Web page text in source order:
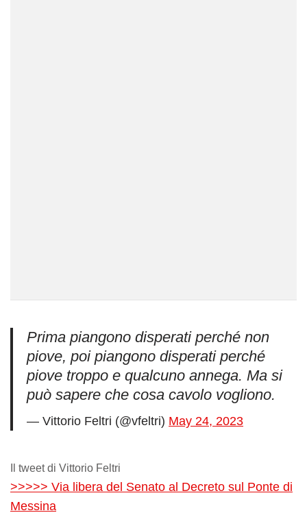
Prima piangono disperati perché non
piove, poi piangono disperati perché
piove troppo e qualcuno annega. Ma si
può sapere che cosa cavolo vogliono.
— Vittorio Feltri (@vfeltri) May 24, 2023
Il tweet di Vittorio Feltri
>>>>> Via libera del Senato al Decreto sul Ponte di
Messina